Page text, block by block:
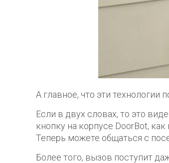
А главное, что эти технологии
Если в двух словах, то это
кнопку на корпусе DoorBot,
Теперь можете общаться с
Более того, вызов поступит